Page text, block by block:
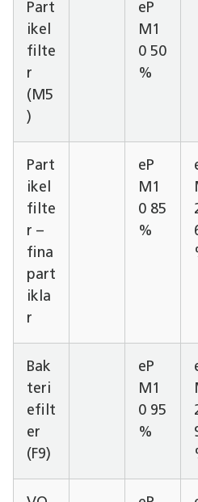
Part
ikel
filte
r
(M5
)
eP
M1
0 50
%
Part
ikel
filte
r –
fina
part
ikla
r
eP
M1
0 85
%
Bak
teri
efilt
er
(F9)
eP
M1
0 95
%